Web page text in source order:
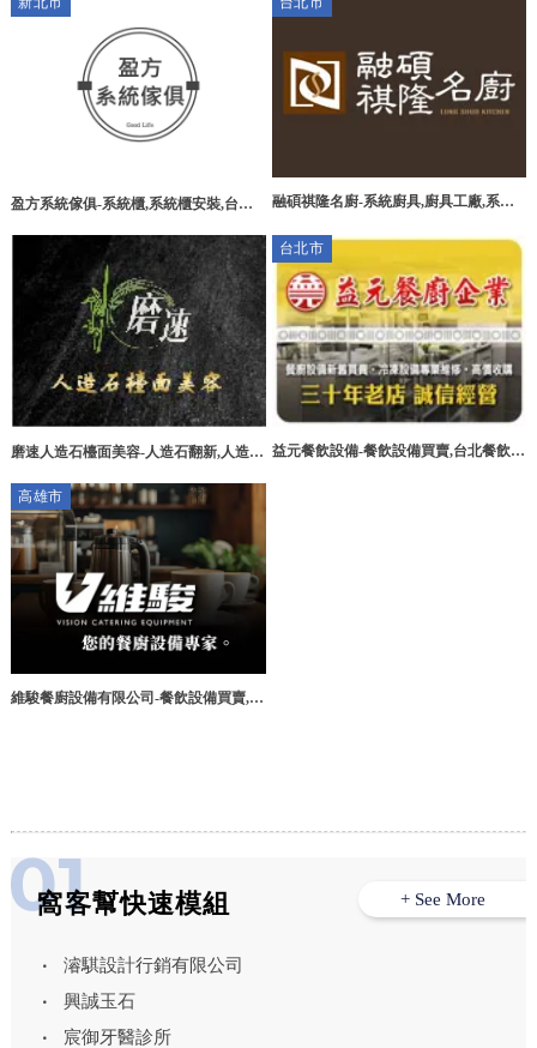
統廚具｜苗栗系統櫥櫃｜苗栗系統廚具
統廚具安裝,新莊區廚房系統家具
盈方系統傢俱-系統櫃,系統櫃安裝,台北
融碩祺隆名廚-系統廚具,廚具工廠,系統
磨速人造石檯面美容-人造石翻新,人造石
台北市
益元餐飲設備-餐飲設備買賣,台北餐飲設
高雄市
維駿餐廚設備有限公司-餐飲設備買賣,餐
窩客幫快速模組
濬騏設計行銷有限公司
興誠玉石
宸御牙醫診所
+ See More